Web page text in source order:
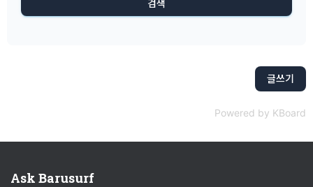
검색
글쓰기
Powered by KBoard
Ask Barusurf